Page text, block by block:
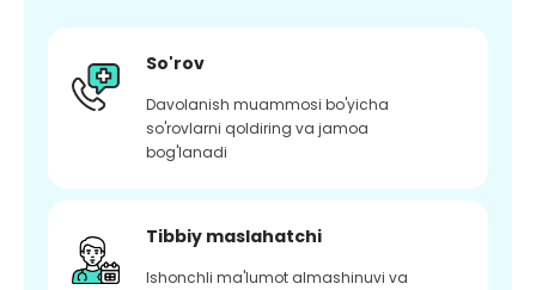
So'rov
Davolanish muammosi bo'yicha
so'rovlarni qoldiring va jamoa
bog'lanadi
Tibbiy maslahatchi
Ishonchli ma'lumot almashinuvi va